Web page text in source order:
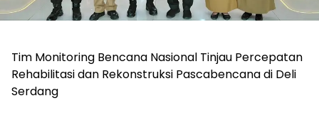
Tim Monitoring Bencana Nasional Tinjau Percepatan
Rehabilitasi dan Rekonstruksi Pascabencana di Deli
Serdang